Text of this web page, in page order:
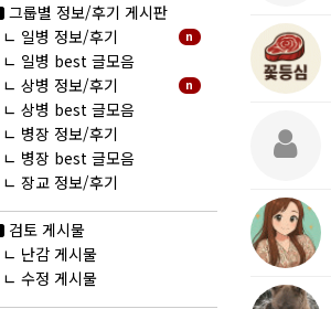
그룹별 정보/후기 게시판
n
ㄴ 일병 정보/후기
ㄴ 일병 best 글모음
n
ㄴ 상병 정보/후기
ㄴ 상병 best 글모음
ㄴ 병장 정보/후기
ㄴ 병장 best 글모음
ㄴ 장교 정보/후기
검토 게시물
ㄴ 난감 게시물
ㄴ 수정 게시물